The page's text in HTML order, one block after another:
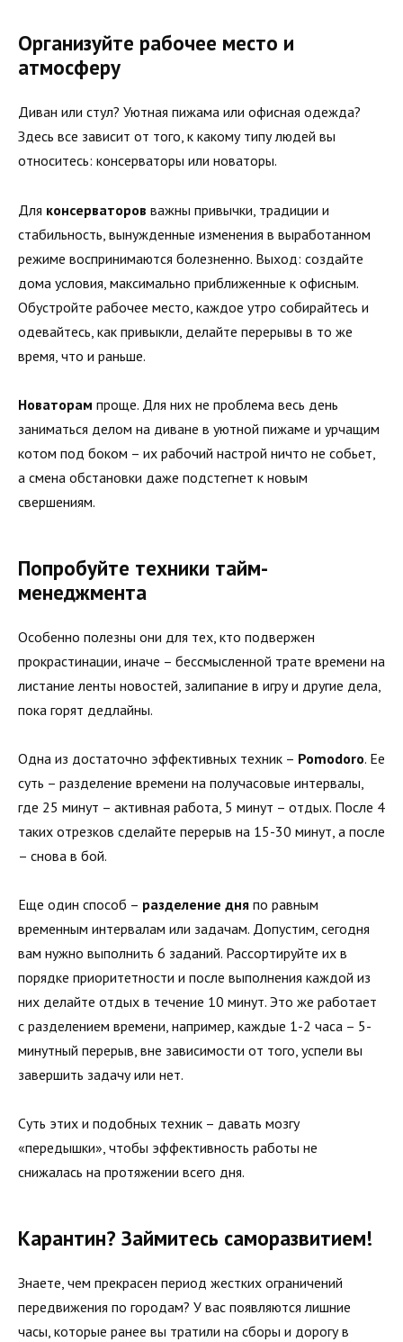
Организуйте рабочее место и
атмосферу
Диван или стул? Уютная пижама или офисная одежда?
Здесь все зависит от того, к какому типу людей вы
относитесь: консерваторы или новаторы.
Для консерваторов важны привычки, традиции и
стабильность, вынужденные изменения в выработанном
режиме воспринимаются болезненно. Выход: создайте
дома условия, максимально приближенные к офисным.
Обустройте рабочее место, каждое утро собирайтесь и
одевайтесь, как привыкли, делайте перерывы в то же
время, что и раньше.
Новаторам проще. Для них не проблема весь день
заниматься делом на диване в уютной пижаме и урчащим
котом под боком – их рабочий настрой ничто не собьет,
а смена обстановки даже подстегнет к новым
свершениям.
Попробуйте техники тайм-
менеджмента
Особенно полезны они для тех, кто подвержен
прокрастинации, иначе – бессмысленной трате времени на
листание ленты новостей, залипание в игру и другие дела,
пока горят дедлайны.
Одна из достаточно эффективных техник – Pomodoro. Ее
суть – разделение времени на получасовые интервалы,
где 25 минут – активная работа, 5 минут – отдых. После 4
таких отрезков сделайте перерыв на 15-30 минут, а после
– снова в бой.
Еще один способ – разделение дня по равным
временным интервалам или задачам. Допустим, сегодня
вам нужно выполнить 6 заданий. Рассортируйте их в
порядке приоритетности и после выполнения каждой из
них делайте отдых в течение 10 минут. Это же работает
с разделением времени, например, каждые 1-2 часа – 5-
минутный перерыв, вне зависимости от того, успели вы
завершить задачу или нет.
Суть этих и подобных техник – давать мозгу
«передышки», чтобы эффективность работы не
снижалась на протяжении всего дня.
Карантин? Займитесь саморазвитием!
Знаете, чем прекрасен период жестких ограничений
передвижения по городам? У вас появляются лишние
часы, которые ранее вы тратили на сборы и дорогу в